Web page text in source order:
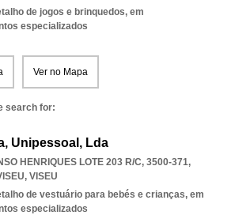
de jogos e brinquedos, em
especializados
Ver no Mapa
search for:
Unipessoal, Lda
HENRIQUES LOTE 203 R/C, 3500-371,
, VISEU
de vestuário para bebés e crianças, em
especializados